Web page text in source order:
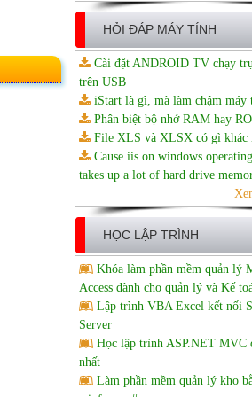
HỎI ĐÁP MÁY TÍNH
Cài đặt ANDROID TV chạy
trên USB
iStart là gì, mà làm chậm máy
Phân biệt bộ nhớ RAM hay
File XLS và XLSX có gì khác
Cause iis on windows
takes up a lot of hard drive
HỌC LẬP TRÌNH
Khóa làm phần mềm quản lý
Access dành cho quản lý và Kế
Lập trình VBA Excel kết nối
Server
Học lập trình ASP.NET MVC
nhất
Làm phần mềm quản lý kho